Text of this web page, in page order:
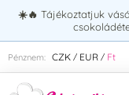
☀️🔥 Tájékoztatjuk
Pénznem: CZK / EUR / Ft
Adja meg a